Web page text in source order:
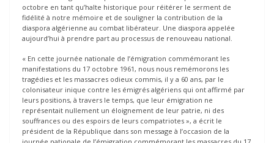
octobre en tant qu’halte historique pour réitérer le serment de
fidélité à notre mémoire et de souligner la contribution de la
diaspora algérienne au combat libérateur. Une diaspora appelée
aujourd’hui à prendre part au processus de renouveau national.
« En cette journée nationale de l’émigration commémorant les
manifestations du 17 octobre 1961, nous nous remémorons les
tragédies et les massacres odieux commis, il y a 60 ans, par le
colonisateur inique contre les émigrés algériens qui ont affirmé par
leurs positions, à travers le temps, que leur émigration ne
représentait nullement un éloignement de leur patrie, ni des
souffrances ou des espoirs de leurs compatriotes », a écrit le
président de la République dans son message à l’occasion de la